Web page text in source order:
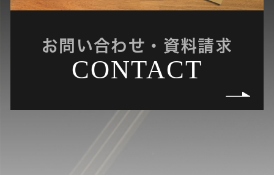
お問い合わせ・資料請求
CONTACT